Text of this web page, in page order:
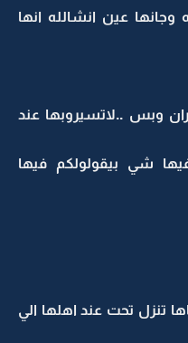
عين انشالله انها
وبس ..لاتسيروبها عند
شي بيقولولكم فيها
تنزل تحت عند اهلها الي